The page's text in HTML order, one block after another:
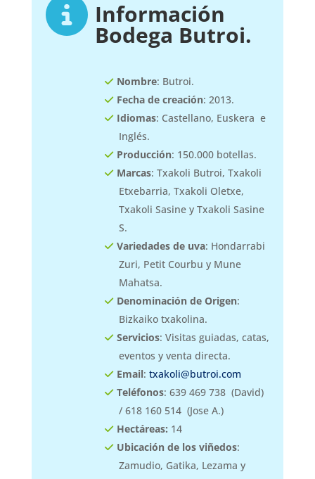
Información
Bodega Butroi.
Nombre: Butroi.
Fecha de creación: 2013.
Idiomas: Castellano, Euskera e
Inglés.
Producción: 150.000 botellas.
Marcas: Txakoli Butroi, Txakoli
Etxebarria, Txakoli Oletxe,
Txakoli Sasine y Txakoli Sasine
S.
Variedades de uva: Hondarrabi
Zuri, Petit Courbu y Mune
Mahatsa.
Denominación de Origen:
Bizkaiko txakolina.
Servicios: Visitas guiadas, catas,
eventos y venta directa.
Email: txakoli@butroi.com
Teléfonos: 639 469 738 (David)
/ 618 160 514 (Jose A.)
Hectáreas: 14
Ubicación de los viñedos:
Zamudio, Gatika, Lezama y